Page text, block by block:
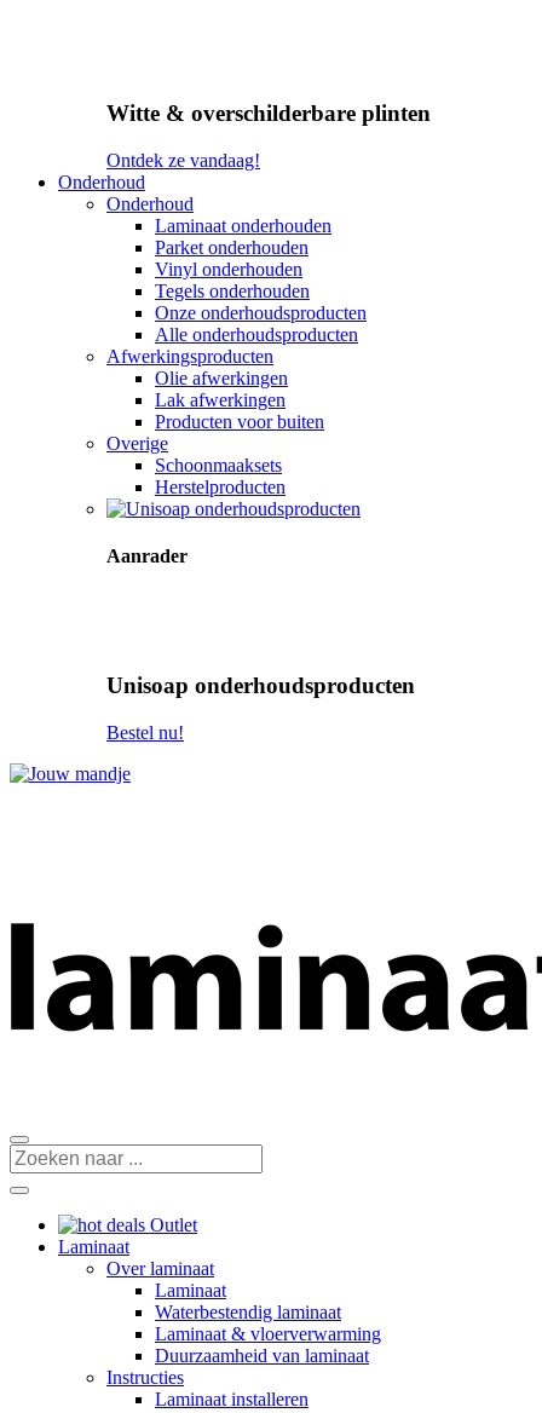
Witte & overschilderbare plinten
Ontdek ze vandaag!
Onderhoud
Onderhoud
Laminaat onderhouden
Parket onderhouden
Vinyl onderhouden
Tegels onderhouden
Onze onderhoudsproducten
Alle onderhoudsproducten
Afwerkingsproducten
Olie afwerkingen
Lak afwerkingen
Producten voor buiten
Overige
Schoonmaaksets
Herstelproducten
Aanrader
Unisoap onderhoudsproducten
Bestel nu!
Outlet
Laminaat
Over laminaat
Laminaat
Waterbestendig laminaat
Laminaat & vloerverwarming
Duurzaamheid van laminaat
Instructies
Laminaat installeren